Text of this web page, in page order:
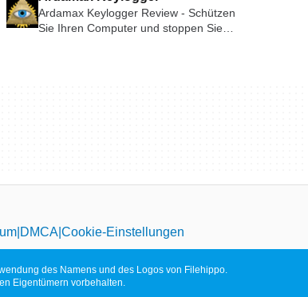
Ardamax Keylogger Review - Schützen
Sie Ihren Computer und stoppen Sie
DMCA Cookie-Einstellungen
des Namens und des Logos von Filehippo.
Eigentümern vorbehalten.